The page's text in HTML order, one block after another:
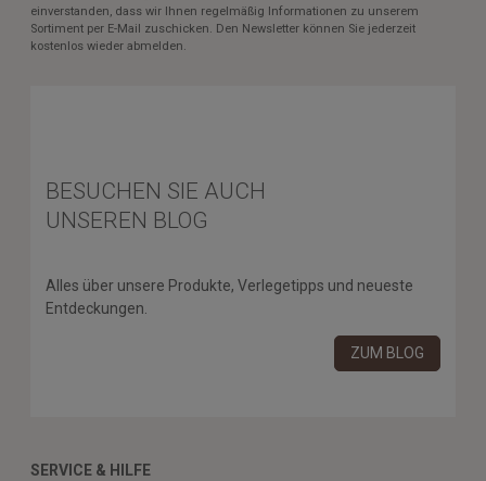
einverstanden, dass wir Ihnen regelmäßig Informationen zu unserem
Sortiment per E-Mail zuschicken. Den Newsletter können Sie jederzeit
kostenlos wieder abmelden.
BESUCHEN SIE AUCH
UNSEREN BLOG
Alles über unsere Produkte, Verlegetipps und neueste
Entdeckungen.
ZUM BLOG
SERVICE & HILFE